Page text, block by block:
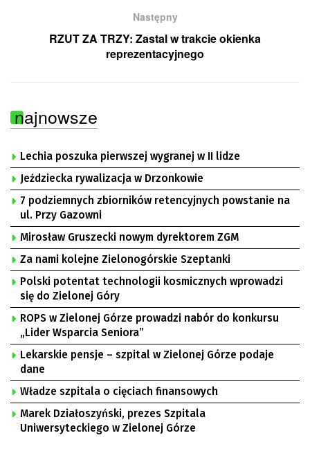
Następny
RZUT ZA TRZY: Zastal w trakcie okienka
reprezentacyjnego
najnowsze
Lechia poszuka pierwszej wygranej w II lidze
Jeździecka rywalizacja w Drzonkowie
7 podziemnych zbiorników retencyjnych powstanie na
ul. Przy Gazowni
Mirosław Gruszecki nowym dyrektorem ZGM
Za nami kolejne Zielonogórskie Szeptanki
Polski potentat technologii kosmicznych wprowadzi
się do Zielonej Góry
ROPS w Zielonej Górze prowadzi nabór do konkursu
„Lider Wsparcia Seniora”
Lekarskie pensje – szpital w Zielonej Górze podaje
dane
Władze szpitala o cięciach finansowych
Marek Działoszyński, prezes Szpitala
Uniwersyteckiego w Zielonej Górze